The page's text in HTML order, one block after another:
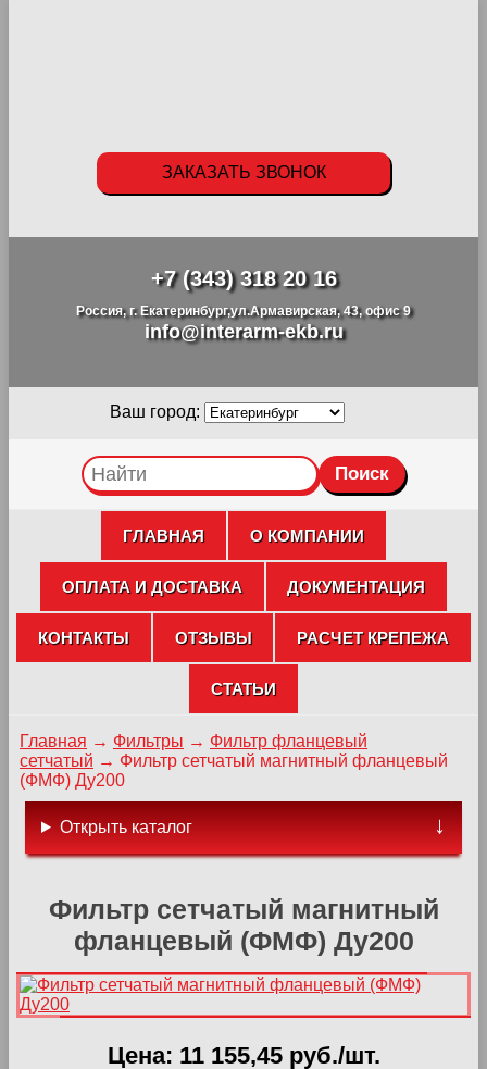
+7 (343) 318 20 16
Россия, г. Екатеринбург,ул.Армавирская, 43, офис 9
info@interarm-ekb.ru
ЗАКАЗАТЬ ЗВОНОК
Ваш город:
ГЛАВНАЯ О КОМПАНИИ
ОПЛАТА И ДОСТАВКА ДОКУМЕНТАЦИЯ
КОНТАКТЫ ОТЗЫВЫ РАСЧЕТ КРЕПЕЖА
СТАТЬИ
Главная → Фильтры → Фильтр фланцевый
сетчатый → Фильтр сетчатый магнитный фланцевый
(ФМФ) Ду200
Фильтр сетчатый магнитный
фланцевый (ФМФ) Ду200
Цена: 11 155,45 руб./шт.
Открыть каталог